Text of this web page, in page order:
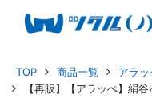
TOP 商品一覧
アラッ
【再販】【アラッぺ】絹